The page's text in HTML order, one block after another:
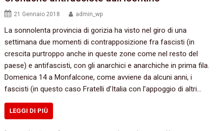
21 Gennaio 2018 admin_wp
La sonnolenta provincia di gorizia ha visto nel giro di una
settimana due momenti di contrapposizione fra fascisti (in
crescita purtroppo anche in queste zone come nel resto del
paese) e antifascisti, con gli anarchici e anarchiche in prima fila.
Domenica 14 a Monfalcone, come avviene da alcuni anni, i
fascisti (in questo caso Fratelli d’Italia con l’appoggio di altri…
LEGGI DI PIÙ